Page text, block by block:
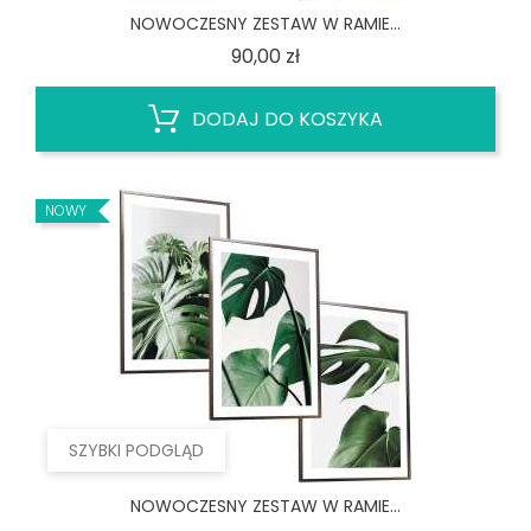
NOWOCZESNY ZESTAW W RAMIE...
90,00 złCena
DODAJ DO KOSZYKA
SZYBKI PODGLĄD
NOWY
NOWOCZESNY ZESTAW W RAMIE...